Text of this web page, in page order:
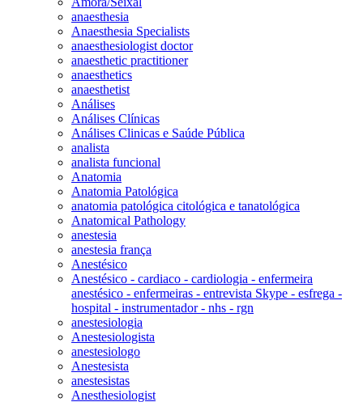
anaesthesia
Anaesthesia Specialists
anaesthesiologist doctor
anaesthetic practitioner
anaesthetics
anaesthetist
Análises
Análises Clínicas
Análises Clinicas e Saúde Pública
analista
analista funcional
Anatomia
Anatomia Patológica
anatomia patológica citológica e tanatológica
Anatomical Pathology
anestesia
anestesia frança
Anestésico
Anestésico - cardiaco - cardiologia - enfermeira
anestésico - enfermeiras - entrevista Skype - esfrega -
hospital - instrumentador - nhs - rgn
anestesiologia
Anestesiologista
anestesiologo
Anestesista
anestesistas
Anesthesiologist